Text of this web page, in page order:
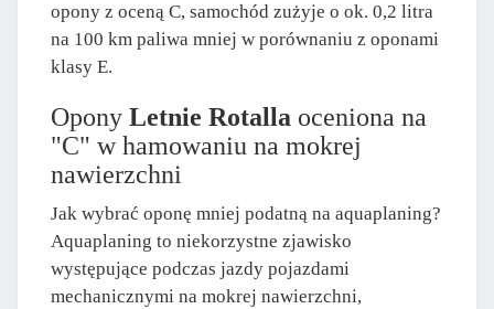
opony z oceną C, samochód zużyje o ok. 0,2 litra
na 100 km paliwa mniej w porównaniu z oponami
klasy E.
Opony Letnie Rotalla oceniona na
"C" w hamowaniu na mokrej
nawierzchni
Jak wybrać oponę mniej podatną na aquaplaning?
Aquaplaning to niekorzystne zjawisko
występujące podczas jazdy pojazdami
mechanicznymi na mokrej nawierzchni,